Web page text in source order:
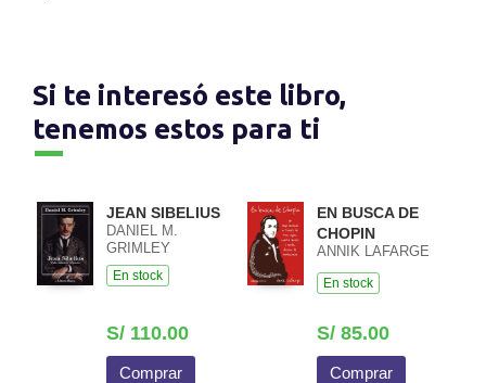
Si te interesó este libro,
tenemos estos para ti
JEAN SIBELIUS
DANIEL M.
GRIMLEY
En stock
S/ 110.00
Comprar
EN BUSCA DE
CHOPIN
ANNIK LAFARGE
En stock
S/ 85.00
Comprar